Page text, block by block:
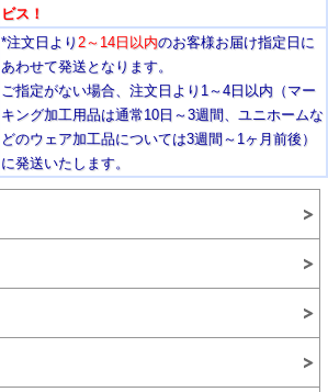
ビス！
*注文日より2～14日以内のお客様お届け指定日に
あわせて発送となります。
ご指定がない場合、注文日より1～4日以内 （マー
キング加工用品は通常10日 ～3週間、ユニホームな
どのウェア加工品については3週間～ 1ヶ月前後 ）
に発送いたします。